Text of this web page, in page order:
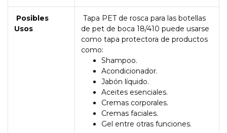
Posibles
Usos
Tapa PET de rosca para las botellas
de pet de boca 18/410 puede usarse
como tapa protectora de productos
como:
Shampoo.
Acondicionador.
Jabón líquido.
Aceites esenciales.
Cremas corporales.
Cremas faciales.
Gel entre otras funciones.